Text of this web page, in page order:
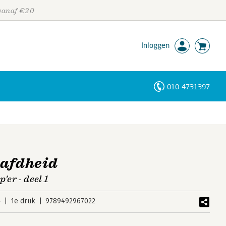
€20
Inloggen
010-4731397
- deel 1
1e druk 9789492967022
Personen